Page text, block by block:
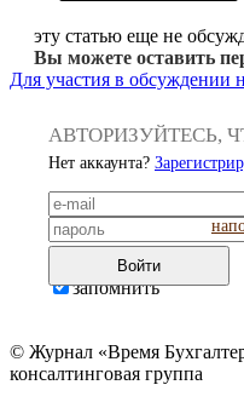
эту статью еще не
Вы можете оставить
Для участия в обсуждении
АВТОРИЗУЙТЕСЬ,
Нет аккаунта?
Войти
запомнить
© Журнал «Время
консалтинговая группа